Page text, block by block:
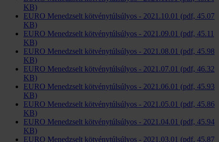
KB)
EURO Menedzselt kötvénytúlsúlyos - 2021.10.01 (pdf, 45.07
KB)
EURO Menedzselt kötvénytúlsúlyos - 2021.09.01 (pdf, 45.11
KB)
EURO Menedzselt kötvénytúlsúlyos - 2021.08.01 (pdf, 45.98
KB)
EURO Menedzselt kötvénytúlsúlyos - 2021.07.01 (pdf, 46.32
KB)
EURO Menedzselt kötvénytúlsúlyos - 2021.06.01 (pdf, 45.93
KB)
EURO Menedzselt kötvénytúlsúlyos - 2021.05.01 (pdf, 45.86
KB)
EURO Menedzselt kötvénytúlsúlyos - 2021.04.01 (pdf, 45.94
KB)
EURO Menedzselt kötvénytúlsúlyos - 2021.03.01 (pdf, 45.87